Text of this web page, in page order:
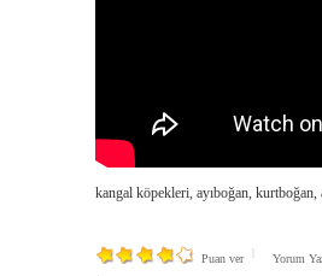
kangal köpekleri, ayıboğan, kurtboğan,
Puan ver Yorum